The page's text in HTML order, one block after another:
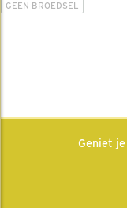
GEEN BROEDSEL
Geniet